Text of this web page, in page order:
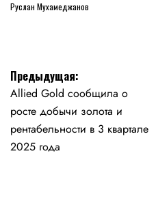
Руслан Мухамеджанов
Навигация
по
записям
Предыдущая:
Allied Gold сообщила о
росте добычи золота и
рентабельности в 3 квартале
2025 года